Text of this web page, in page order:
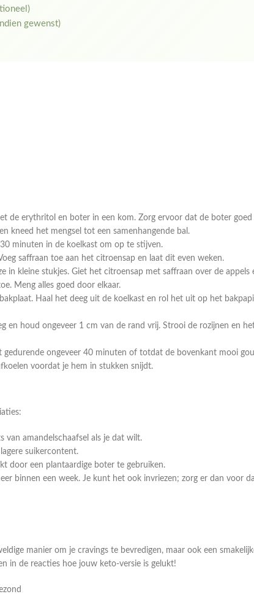
gewenst)
de erythritol en boter in een kom. Zorg ervoor dat de boter
kneed het mengsel tot een samenhangende bal.
minuten in de koelkast om op te stijven.
saffraan toe aan het citroensap en laat dit even weken.
in kleine stukjes. Giet het citroensap met saffraan over de appels
Meng alles goed door elkaar.
Haal het deeg uit de koelkast en rol het uit op het
en houd ongeveer 1 cm van de rand vrij. Strooi de rozijnen en
gedurende ongeveer 40 minuten of totdat de bovenkant mooi
voordat je hem in stukken snijdt.
van amandelschaafsel als je dat wilt.
suikercontent.
door een plantaardige boter te gebruiken.
binnen een week. Je kunt het ook invriezen; zorg er dan voor
manier om je cravings te bevredigen, maar ook een
in de reacties hoe jouw keto-versie is gelukt!